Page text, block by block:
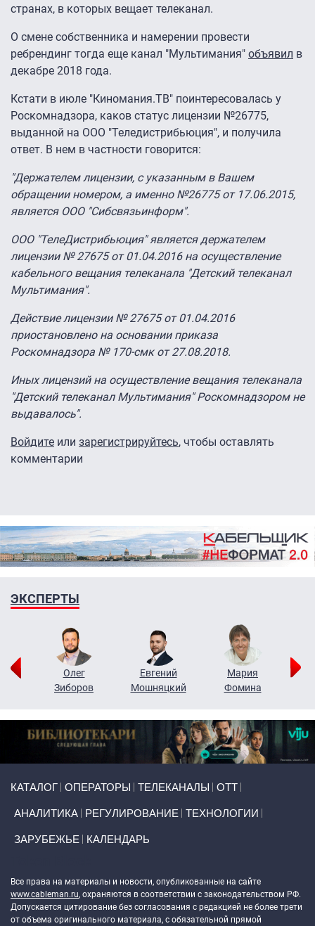
странах, в которых вещает телеканал.
О смене собственника и намерении провести
ребрендинг тогда еще канал "Мультимания" объявил в
декабре 2018 года.
Кстати в июле "Киномания.ТВ" поинтересовалась у
Роскомнадзора, каков статус лицензии №26775,
выданной на ООО "Теледистрибьюция", и получила
ответ. В нем в частности говорится:
"Держателем лицензии, с указанным в Вашем
обращении номером, а именно №26775 от 17.06.2015,
является ООО "Сибсвязьинформ".
ООО "ТелеДистрибьюция" является держателем
лицензии № 27675 от 01.04.2016 на осуществление
кабельного вещания телеканала "Детский телеканал
Мультимания".
Действие лицензии № 27675 от 01.04.2016
приостановлено на основании приказа
Роскомнадзора № 170-смк от 27.08.2018.
Иных лицензий на осуществление вещания телеканала
"Детский телеканал Мультимания" Роскомнадзором не
выдавалось".
Войдите или зарегистрируйтесь, чтобы оставлять
комментарии
ЭКСПЕРТЫ
Олег
Зиборов
Евгений
Мошняцкий
Мария
Фомина
КАТАЛОГ ОПЕРАТОРЫ ТЕЛЕКАНАЛЫ ОТТ
АНАЛИТИКА РЕГУЛИРОВАНИЕ ТЕХНОЛОГИИ
ЗАРУБЕЖЬЕ КАЛЕНДАРЬ
Все права на материалы и новости, опубликованные на сайте
www.cableman.ru, охраняются в соответствии с законодательством РФ.
Допускается цитирование без согласования с редакцией не более трети
от объема оригинального материала, с обязательной прямой